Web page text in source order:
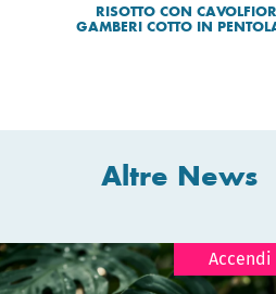
RISOTTO CON
GAMBERI COTTO IN
Altre News
Accendi